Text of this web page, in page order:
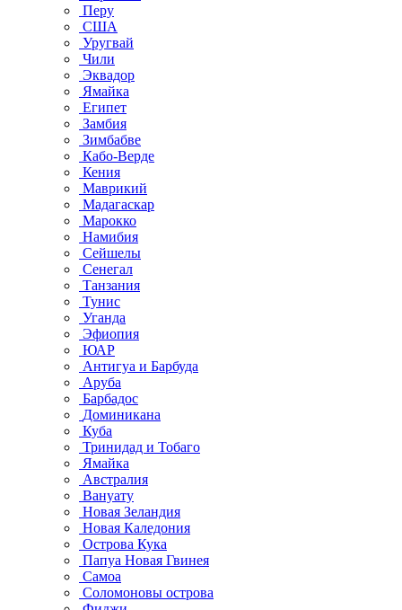
Перу
США
Уругвай
Чили
Эквадор
Ямайка
Египет
Замбия
Зимбабве
Кабо-Верде
Кения
Маврикий
Мадагаскар
Марокко
Намибия
Сейшелы
Сенегал
Танзания
Тунис
Уганда
Эфиопия
ЮАР
Антигуа и Барбуда
Аруба
Барбадос
Доминикана
Куба
Тринидад и Тобаго
Ямайка
Австралия
Вануату
Новая Зеландия
Новая Каледония
Острова Кука
Папуа Новая Гвинея
Самоа
Соломоновы острова